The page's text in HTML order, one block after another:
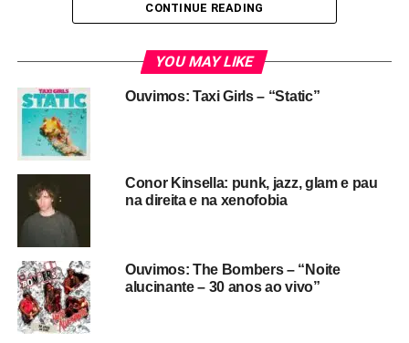
CONTINUE READING
YOU MAY LIKE
Ouvimos: Taxi Girls – “Static”
Conor Kinsella: punk, jazz, glam e pau
na direita e na xenofobia
Ouvimos: The Bombers – “Noite
alucinante – 30 anos ao vivo”